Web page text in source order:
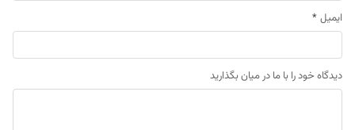
ایمیل *
دیدگاه خود را با ما در میان بگذارید